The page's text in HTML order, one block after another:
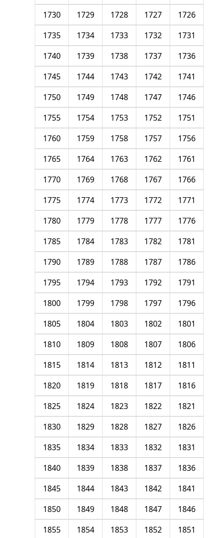
1726
1727
1728
1729
1730
1731
1732
1733
1734
1735
1736
1737
1738
1739
1740
1741
1742
1743
1744
1745
1746
1747
1748
1749
1750
1751
1752
1753
1754
1755
1756
1757
1758
1759
1760
1761
1762
1763
1764
1765
1766
1767
1768
1769
1770
1771
1772
1773
1774
1775
1776
1777
1778
1779
1780
1781
1782
1783
1784
1785
1786
1787
1788
1789
1790
1791
1792
1793
1794
1795
1796
1797
1798
1799
1800
1801
1802
1803
1804
1805
1806
1807
1808
1809
1810
1811
1812
1813
1814
1815
1816
1817
1818
1819
1820
1821
1822
1823
1824
1825
1826
1827
1828
1829
1830
1831
1832
1833
1834
1835
1836
1837
1838
1839
1840
1841
1842
1843
1844
1845
1846
1847
1848
1849
1850
1851
1852
1853
1854
1855